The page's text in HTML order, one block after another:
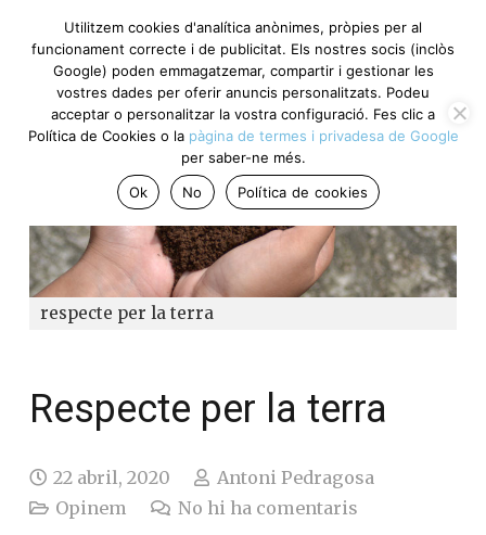
respecte per la terra
Respecte per la terra
22 abril, 2020
Antoni Pedragosa
Opinem
No hi ha comentaris
Utilitzem cookies d'analítica anònimes, pròpies per al
funcionament correcte i de publicitat. Els nostres socis (inclòs
Google) poden emmagatzemar, compartir i gestionar les
vostres dades per oferir anuncis personalitzats. Podeu
acceptar o personalitzar la vostra configuració. Fes clic a
Política de Cookies o la pàgina de termes i privadesa de Google
per saber-ne més.
Ok
No Política de cookies